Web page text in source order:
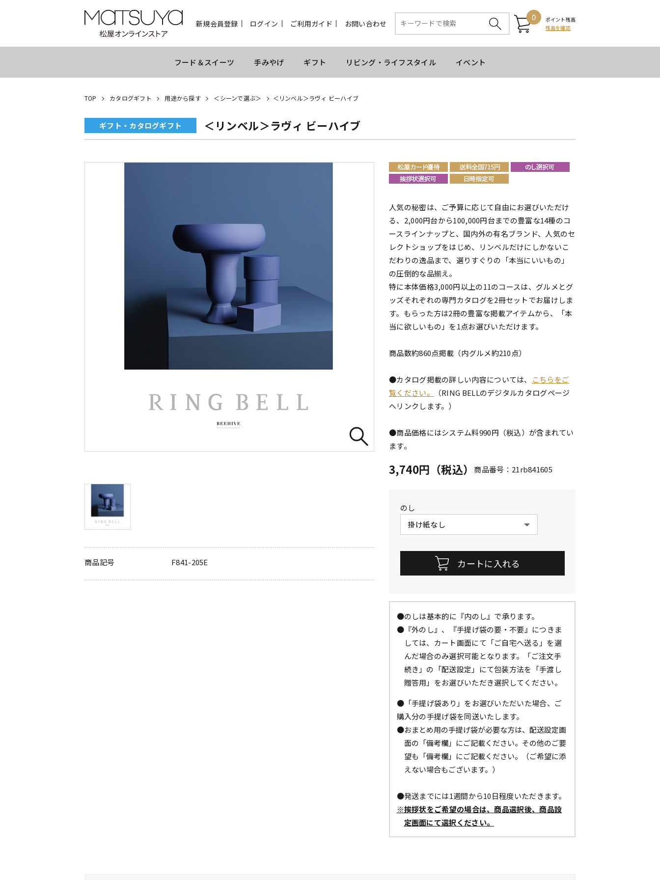
新規会員登録 ログイン ご利用ガイド お問い合わせ
0
ポイント残高
残高を確認
フード＆スイーツ 手みやげ ギフト リビング・ライフスタイル イベント
TOP カタログギフト 用途から探す ＜シーンで選ぶ＞ ＜リンベル＞ラヴィ ビーハイブ
ギフト・カタログギフト ＜リンベル＞ラヴィ ビーハイブ
商品記号 F841-205E
人気の秘密は、ご予算に応じて自由にお選びいただけ
る、2,000円台から100,000円台までの豊富な14種のコ
ースラインナップと、国内外の有名ブランド、人気のセ
レクトショップをはじめ、リンベルだけにしかないこ
だわりの逸品まで、選りすぐりの「本当にいいもの」
の圧倒的な品揃え。
特に本体価格3,000円以上の11のコースは、グルメとグ
ッズそれぞれの専門カタログを2冊セットでお届けしま
す。もらった方は2冊の豊富な掲載アイテムから、「本
当に欲しいもの」を1点お選びいただけます。
商品数約860点掲載（内グルメ約210点）
●カタログ掲載の詳しい内容については、
こちらをご
覧ください。
（RING BELLのデジタルカタログページ
へリンクします。）
●商品価格にはシステム料990円（税込）が含まれてい
ます。
3,740円（税込） 商品番号：21rb841605
のし
●のしは基本的に『内のし』で承ります。
●『外のし』、『手提げ袋の要・不要』につきま
しては、カート画面にて「ご自宅へ送る」を選
んだ場合のみ選択可能となります。「ご注文手
続き」の「配送設定」にて包装方法を「手渡し
贈答用」をお選びいただき選択してください。
●「手提げ袋あり」をお選びいただいた場合、ご
購入分の手提げ袋を同送いたします。
●おまとめ用の手提げ袋が必要な方は、配送設定画
面の「備考欄」にご記載ください。その他のご要
望も「備考欄」にご記載ください。（ご希望に添
えない場合もございます。）
●発送までには1週間から10日程度いただきます。
※挨拶状をご希望の場合は、商品選択後、商品設
定画面にて選択ください。